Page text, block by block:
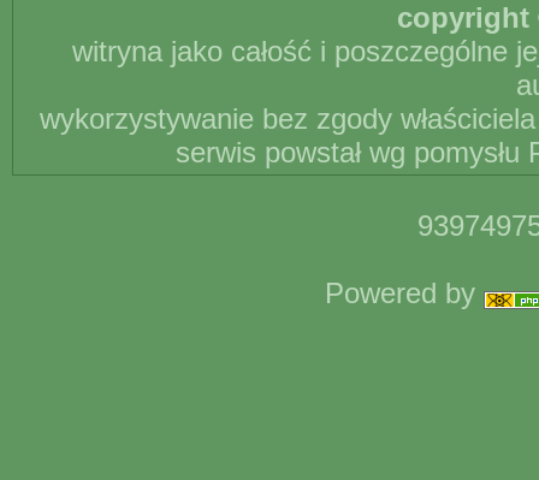
copyright
witryna jako całość i poszczególne
wykorzystywanie bez zgody
serwis powstał wg
Powered by